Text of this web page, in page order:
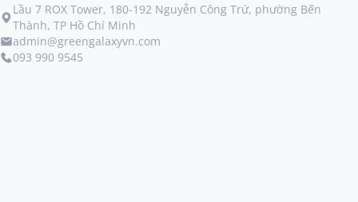
Lầu 7 ROX Tower, 180-192 Nguyễn Công Trứ, phường Bến
Thành, TP Hồ Chí Minh
admin@greengalaxyvn.com
093 990 9545